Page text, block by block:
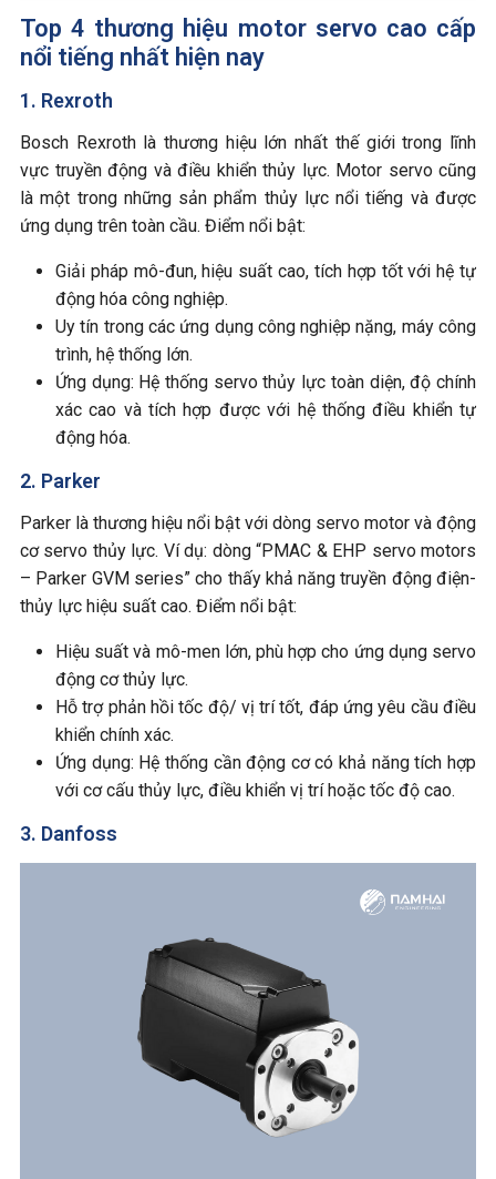
Top 4 thương hiệu motor servo cao cấp
nổi tiếng nhất hiện nay
1. Rexroth
Bosch Rexroth là thương hiệu lớn nhất thế giới trong lĩnh
vực truyền động và điều khiển thủy lực. Motor servo cũng
là một trong những sản phẩm thủy lực nổi tiếng và được
ứng dụng trên toàn cầu. Điểm nổi bật:
Giải pháp mô-đun, hiệu suất cao, tích hợp tốt với hệ tự
động hóa công nghiệp.
Uy tín trong các ứng dụng công nghiệp nặng, máy công
trình, hệ thống lớn.
Ứng dụng: Hệ thống servo thủy lực toàn diện, độ chính
xác cao và tích hợp được với hệ thống điều khiển tự
động hóa.
2. Parker
Parker là thương hiệu nổi bật với dòng servo motor và động
cơ servo thủy lực. Ví dụ: dòng “PMAC & EHP servo motors
– Parker GVM series” cho thấy khả năng truyền động điện-
thủy lực hiệu suất cao. Điểm nổi bật:
Hiệu suất và mô-men lớn, phù hợp cho ứng dụng servo
động cơ thủy lực.
Hỗ trợ phản hồi tốc độ/ vị trí tốt, đáp ứng yêu cầu điều
khiển chính xác.
Ứng dụng: Hệ thống cần động cơ có khả năng tích hợp
với cơ cấu thủy lực, điều khiển vị trí hoặc tốc độ cao.
3. Danfoss